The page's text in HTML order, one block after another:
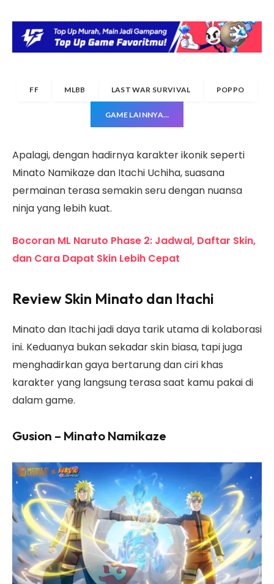
FF MLBB LAST WAR SURVIVAL POPPO
GAME LAINNYA…
Apalagi, dengan hadirnya karakter ikonik seperti
Minato Namikaze dan Itachi Uchiha, suasana
permainan terasa semakin seru dengan nuansa
ninja yang lebih kuat.
Bocoran ML Naruto Phase 2: Jadwal, Daftar Skin,
dan Cara Dapat Skin Lebih Cepat
Review Skin Minato dan Itachi
Minato dan Itachi jadi daya tarik utama di kolaborasi
ini. Keduanya bukan sekadar skin biasa, tapi juga
menghadirkan gaya bertarung dan ciri khas
karakter yang langsung terasa saat kamu pakai di
dalam game.
Gusion – Minato Namikaze